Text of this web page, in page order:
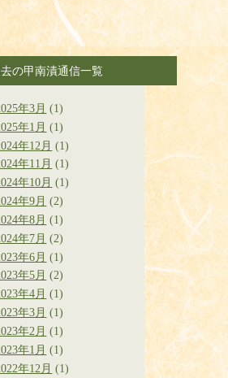
の甲南漬通信一覧
年3月 (1)
年1月 (1)
年12月 (1)
年11月 (1)
年10月 (1)
年9月 (2)
年8月 (1)
年7月 (2)
年6月 (1)
年5月 (2)
年4月 (1)
年3月 (1)
年2月 (1)
年1月 (1)
年12月 (1)